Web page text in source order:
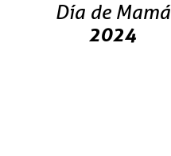
Día de Mamá
2024